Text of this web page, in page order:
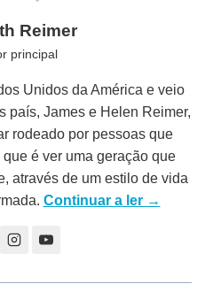
Reimer
principal
Unidos da América e veio
país, James e Helen Reimer,
rodeado por pessoas que
é ver uma geração que
através de um estilo de vida
Continuar a ler →